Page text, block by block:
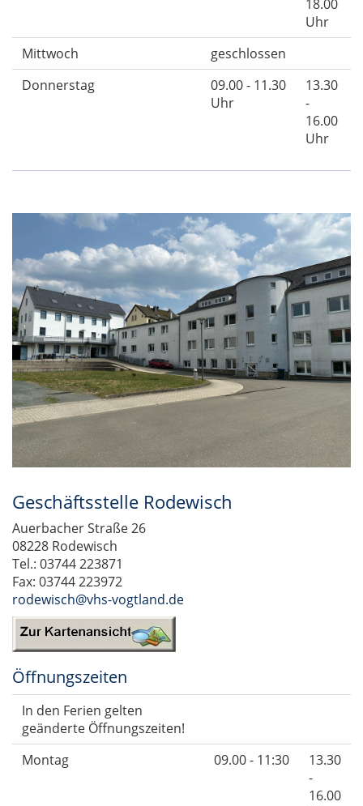
18.00
Uhr
Mittwoch
geschlossen
Donnerstag
09.00 - 11.30
Uhr
13.30
-
16.00
Uhr
Geschäftsstelle Rodewisch
Auerbacher Straße 26
08228 Rodewisch
Tel.: 03744 223871
Fax: 03744 223972
rodewisch@vhs-vogtland.de
Öffnungszeiten
In den Ferien gelten
geänderte Öffnungszeiten!
Montag
09.00 - 11:30
13.30
-
16.00